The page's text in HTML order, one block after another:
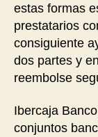
estas formas
prestatarios
consiguiente
dos partes y
reembolse
Ibercaja
conjuntos